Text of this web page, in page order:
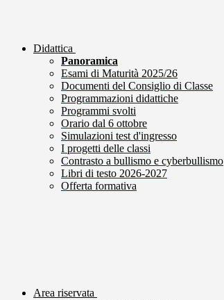
Didattica
Panoramica
Esami di Maturità 2025/26
Documenti del Consiglio di Classe
Programmazioni didattiche
Programmi svolti
Orario dal 6 ottobre
Simulazioni test d'ingresso
I progetti delle classi
Contrasto a bullismo e cyberbullismo
Libri di testo 2026-2027
Offerta formativa
Area riservata